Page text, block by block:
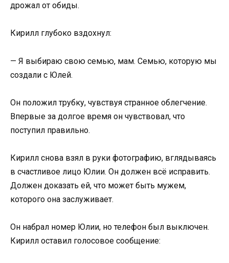
дрожал от обиды.
Кирилл глубоко вздохнул:
— Я выбираю свою семью, мам. Семью, которую мы
создали с Юлей.
Он положил трубку, чувствуя странное облегчение.
Впервые за долгое время он чувствовал, что
поступил правильно.
Кирилл снова взял в руки фотографию, вглядываясь
в счастливое лицо Юлии. Он должен всё исправить.
Должен доказать ей, что может быть мужем,
которого она заслуживает.
Он набрал номер Юлии, но телефон был выключен.
Кирилл оставил голосовое сообщение: